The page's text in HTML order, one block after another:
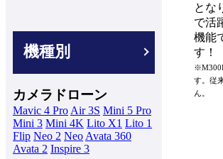
機種別
カメラドローン
Mavic 4 Pro Air 3S Mini 5 Pro
Mini 3 Mini 4K Lito X1 Lito 1
Flip Neo 2 Neo Avata 360
Avata 2 Inspire 3
とな
で活
機能
す！
す。従
ん。